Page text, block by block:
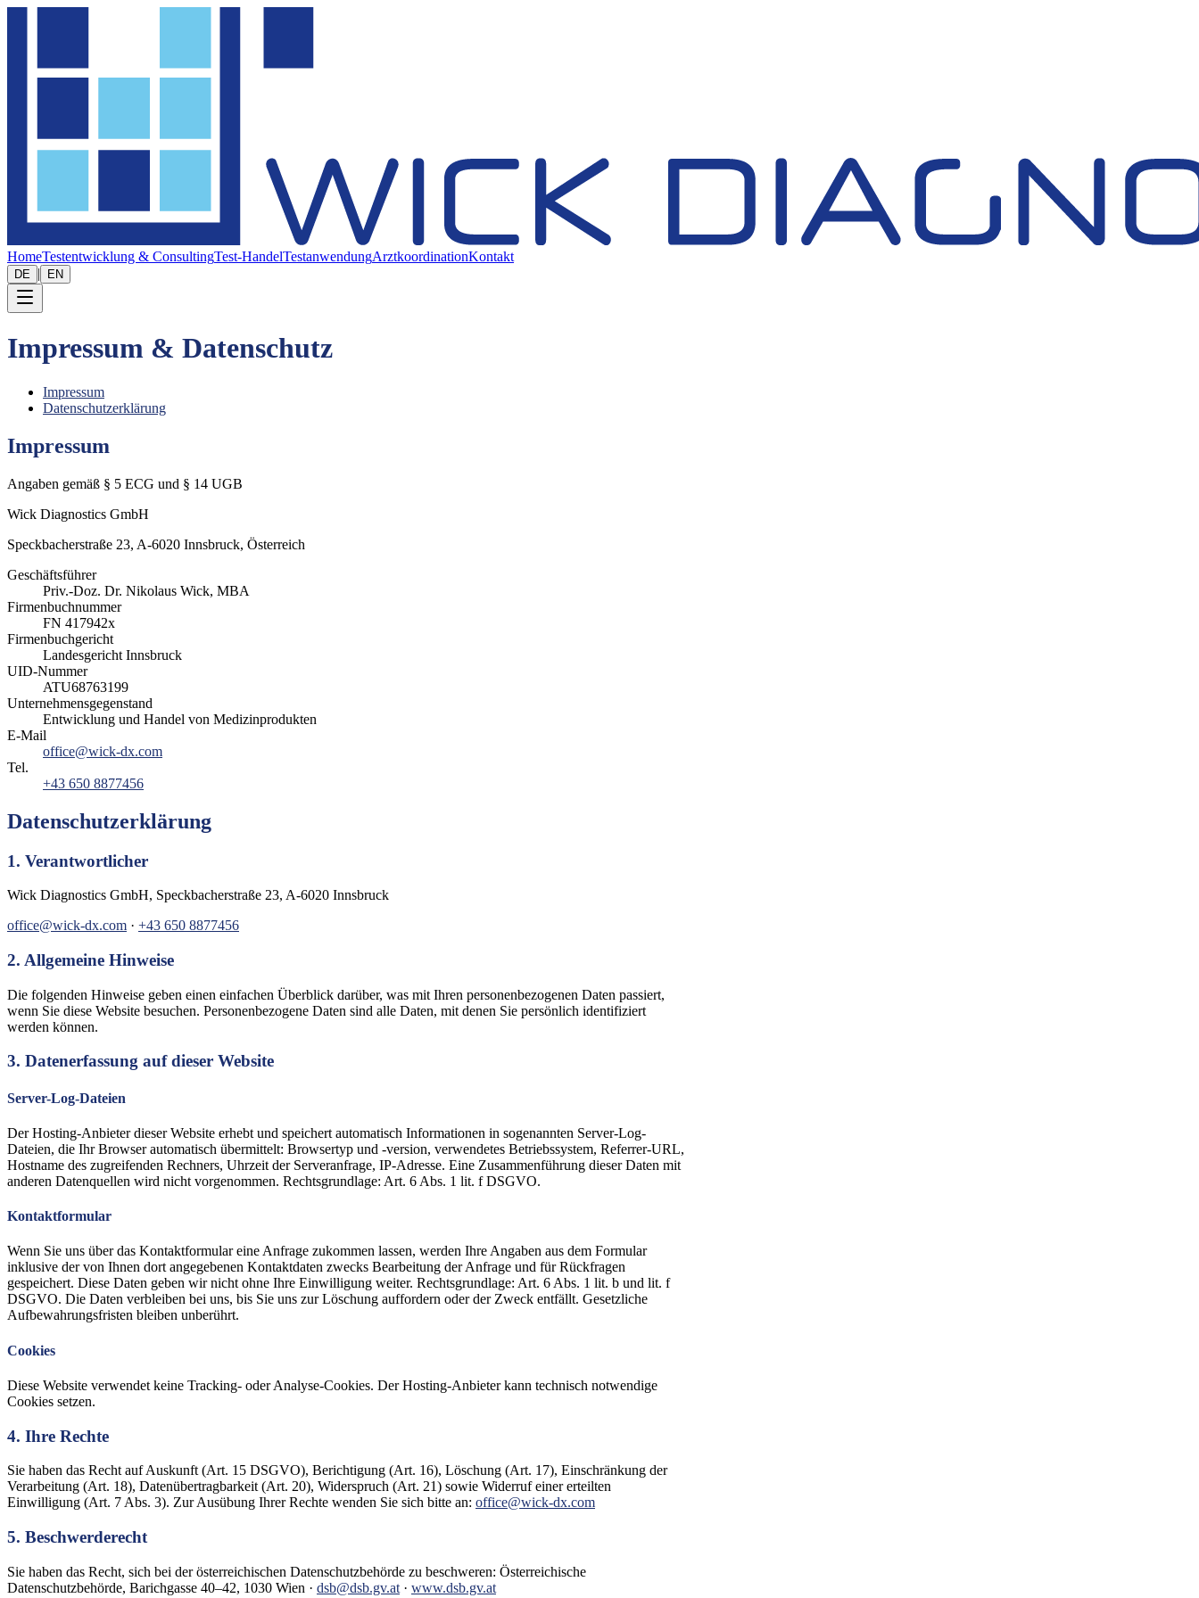
HomeTestentwicklung & ConsultingTest-HandelTestanwendungArztkoordinationKontakt
DE | EN
Impressum & Datenschutz
Impressum
Datenschutzerklärung
Impressum
Angaben gemäß § 5 ECG und § 14 UGB
Wick Diagnostics GmbH
Speckbacherstraße 23, A-6020 Innsbruck, Österreich
Geschäftsführer
Priv.-Doz. Dr. Nikolaus Wick, MBA
Firmenbuchnummer
FN 417942x
Firmenbuchgericht
Landesgericht Innsbruck
UID-Nummer
ATU68763199
Unternehmensgegenstand
Entwicklung und Handel von Medizinprodukten
E-Mail
office@wick-dx.com
Tel.
+43 650 8877456
Datenschutzerklärung
1. Verantwortlicher
Wick Diagnostics GmbH, Speckbacherstraße 23, A-6020 Innsbruck
office@wick-dx.com · +43 650 8877456
2. Allgemeine Hinweise
Die folgenden Hinweise geben einen einfachen Überblick darüber, was mit Ihren personenbezogenen Daten passiert,
wenn Sie diese Website besuchen. Personenbezogene Daten sind alle Daten, mit denen Sie persönlich identifiziert
werden können.
3. Datenerfassung auf dieser Website
Server-Log-Dateien
Der Hosting-Anbieter dieser Website erhebt und speichert automatisch Informationen in sogenannten Server-Log-
Dateien, die Ihr Browser automatisch übermittelt: Browsertyp und -version, verwendetes Betriebssystem, Referrer-URL,
Hostname des zugreifenden Rechners, Uhrzeit der Serveranfrage, IP-Adresse. Eine Zusammenführung dieser Daten mit
anderen Datenquellen wird nicht vorgenommen. Rechtsgrundlage: Art. 6 Abs. 1 lit. f DSGVO.
Kontaktformular
Wenn Sie uns über das Kontaktformular eine Anfrage zukommen lassen, werden Ihre Angaben aus dem Formular
inklusive der von Ihnen dort angegebenen Kontaktdaten zwecks Bearbeitung der Anfrage und für Rückfragen
gespeichert. Diese Daten geben wir nicht ohne Ihre Einwilligung weiter. Rechtsgrundlage: Art. 6 Abs. 1 lit. b und lit. f
DSGVO. Die Daten verbleiben bei uns, bis Sie uns zur Löschung auffordern oder der Zweck entfällt. Gesetzliche
Aufbewahrungsfristen bleiben unberührt.
Cookies
Diese Website verwendet keine Tracking- oder Analyse-Cookies. Der Hosting-Anbieter kann technisch notwendige
Cookies setzen.
4. Ihre Rechte
Sie haben das Recht auf Auskunft (Art. 15 DSGVO), Berichtigung (Art. 16), Löschung (Art. 17), Einschränkung der
Verarbeitung (Art. 18), Datenübertragbarkeit (Art. 20), Widerspruch (Art. 21) sowie Widerruf einer erteilten
Einwilligung (Art. 7 Abs. 3). Zur Ausübung Ihrer Rechte wenden Sie sich bitte an: office@wick-dx.com
5. Beschwerderecht
Sie haben das Recht, sich bei der österreichischen Datenschutzbehörde zu beschweren: Österreichische
Datenschutzbehörde, Barichgasse 40–42, 1030 Wien · dsb@dsb.gv.at · www.dsb.gv.at